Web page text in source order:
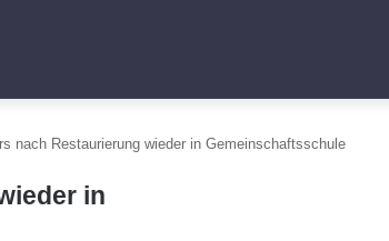
nach Restaurierung wieder in Gemeinschaftsschule
in